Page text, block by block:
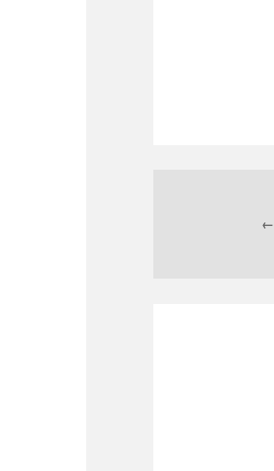
←